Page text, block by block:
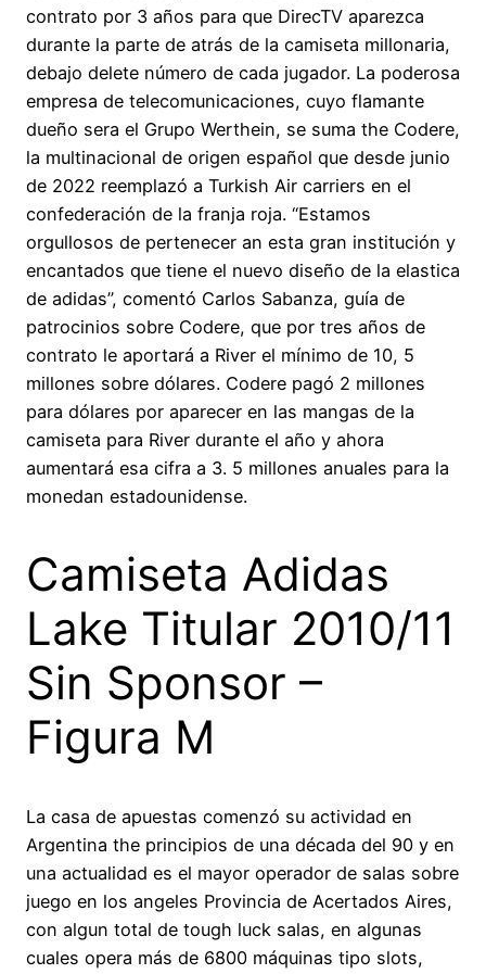
contrato por 3 años para que DirecTV aparezca
durante la parte de atrás de la camiseta millonaria,
debajo delete número de cada jugador. La poderosa
empresa de telecomunicaciones, cuyo flamante
dueño sera el Grupo Werthein, se suma the Codere,
la multinacional de origen español que desde junio
de 2022 reemplazó a Turkish Air carriers en el
confederación de la franja roja. “Estamos
orgullosos de pertenecer an esta gran institución y
encantados que tiene el nuevo diseño de la elastica
de adidas”, comentó Carlos Sabanza, guía de
patrocinios sobre Codere, que por tres años de
contrato le aportará a River el mínimo de 10, 5
millones sobre dólares. Codere pagó 2 millones
para dólares por aparecer en las mangas de la
camiseta para River durante el año y ahora
aumentará esa cifra a 3. 5 millones anuales para la
monedan estadounidense.
Camiseta Adidas
Lake Titular 2010/11
Sin Sponsor –
Figura M
La casa de apuestas comenzó su actividad en
Argentina the principios de una década del 90 y en
una actualidad es el mayor operador de salas sobre
juego en los angeles Provincia de Acertados Aires,
con algun total de tough luck salas, en algunas
cuales opera más de 6800 máquinas tipo slots,